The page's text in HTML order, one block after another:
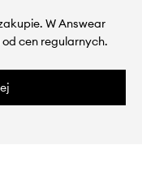
W Answear
cen regularnych.